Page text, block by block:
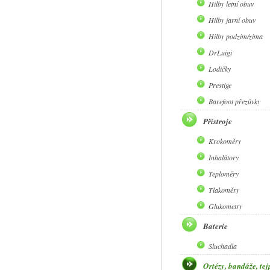
Hilby letní obuv
Hilby jarní obuv
Hilby podzim/zima
DrLuigi
Lodičky
Prestige
Barefoot přezůvky
Přístroje
Krokoměry
Inhalátory
Teploměry
Tlakoměry
Glukometry
Baterie
Sluchadla
Ortézy, bandáže,